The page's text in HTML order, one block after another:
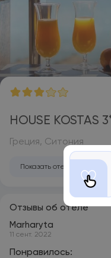
HOUSE KOSTAS
Греция, Ситония
Показать отель на карте
Отзывы об отеле
Marharyta
11 сент. 2022
Понравилось: